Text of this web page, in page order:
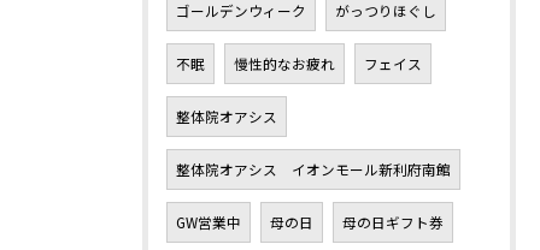
ゴールデンウィーク がっつりほぐし
不眠 慢性的なお疲れ フェイス
整体院オアシス
整体院オアシス イオンモール新利府南館
GW営業中 母の日 母の日ギフト券